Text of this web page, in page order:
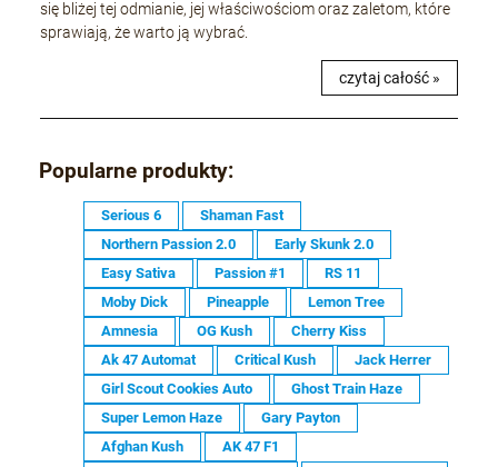
się bliżej tej odmianie, jej właściwościom oraz zaletom, które
sprawiają, że warto ją wybrać.
czytaj całość »
Popularne produkty:
Serious 6
Shaman Fast
Northern Passion 2.0
Early Skunk 2.0
Easy Sativa
Passion #1
RS 11
Moby Dick
Pineapple
Lemon Tree
Amnesia
OG Kush
Cherry Kiss
Ak 47 Automat
Critical Kush
Jack Herrer
Girl Scout Cookies Auto
Ghost Train Haze
Super Lemon Haze
Gary Payton
Afghan Kush
AK 47 F1